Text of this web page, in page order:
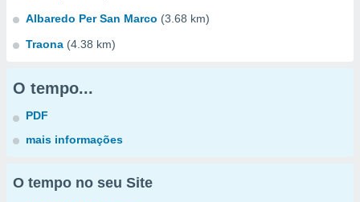
Albaredo Per San Marco (3.68 km)
Traona (4.38 km)
O tempo...
PDF
mais informações
O tempo no seu Site